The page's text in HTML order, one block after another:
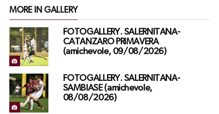
MORE IN GALLERY
FOTOGALLERY. SALERNITANA-
CATANZARO PRIMAVERA
(amichevole, 09/08/2026)
FOTOGALLERY. SALERNITANA-
SAMBIASE (amichevole,
08/08/2026)